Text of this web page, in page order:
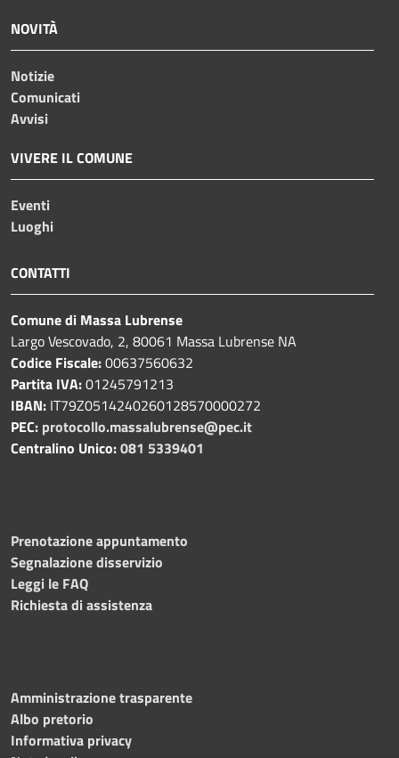
NOVITÀ
Notizie
Comunicati
Avvisi
VIVERE IL COMUNE
Eventi
Luoghi
CONTATTI
Comune di Massa Lubrense
Largo Vescovado, 2, 80061 Massa Lubrense NA
Codice Fiscale:00637560632
Partita IVA:01245791213
IBAN: IT79Z0514240260128570000272
PEC: protocollo.massalubrense@pec.it
Centralino Unico:081 5339401
Prenotazione appuntamento
Segnalazione disservizio
Leggi le FAQ
Richiesta di assistenza
Amministrazione trasparente
Albo pretorio
Informativa privacy